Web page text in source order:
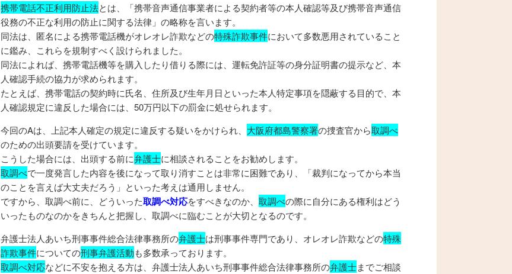
携帯電話不正利用防止法とは、「携帯音声通信事業者による契約者等の本人確認等及び携帯音声通信
役務の不正な利用の防止に関する法律」の略称を言います。
同法は、匿名による携帯電話機がオレオレ詐欺などの特殊詐欺事件において多数悪用されていること
に鑑み、これらを規制すべく設けられました。
同法によれば、携帯電話機等を購入したり借りる際には、運転免許証等の身分証明書の提示など、本
人確認手続の協力が求められます。
たとえば、携帯電話の契約時に氏名、住所及び生年月日といった本人特定事項を隠蔽する目的で、本
人確認規定に違反した場合には、50万円以下の罰金に処せられます。
今回のAは、上記本人確定の規定に違反する疑いをかけられ、 大阪府都島警察署の捜査官から取調べ
のための出頭要請を受けています。
こうした場合には、出頭する前に弁護士に相談されることをお勧めします。
取調べで一度発言した内容を後になって取り消すことは非常に困難であり、「裁判になってから本当
のことを言えば大丈夫だろう」といった考えは通用しません。
ですから、取調べ前に、どういった取調べ対応をすべきなのか、 取調べの際に自分にある権利はどう
いったものなのかをきちんと把握し、取調べに臨むことが大切となるのです。
弁護士法人あいち刑事事件総合法律事務所の弁護士は刑事事件専門であり、オレオレ詐欺などの特殊
詐欺事件についての刑事弁護活動も多数承っております。
取調べ対応などに不安を抱える方は、弁護士法人あいち刑事事件総合法律事務所の弁護士までご相談